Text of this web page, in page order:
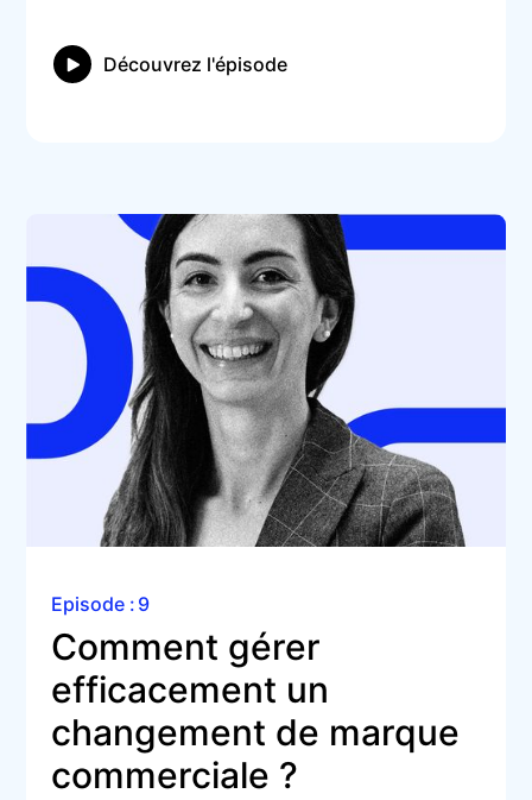
Découvrez l'épisode
Episode : 9
Comment gérer
efficacement un
changement de marque
commerciale ?